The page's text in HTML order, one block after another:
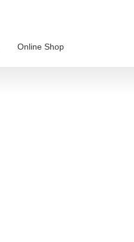
Online Shop